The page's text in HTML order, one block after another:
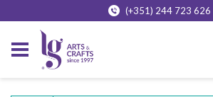
(+351) 244 723 626